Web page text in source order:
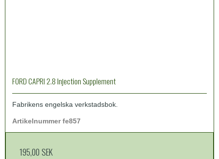
FORD CAPRI 2.8 Injection Supplement
Fabrikens engelska verkstadsbok.
Artikelnummer fe857
195,00 SEK